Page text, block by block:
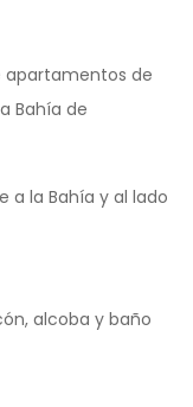
apartamentos de
Bahía de
a la Bahía y al lado
alcoba y baño